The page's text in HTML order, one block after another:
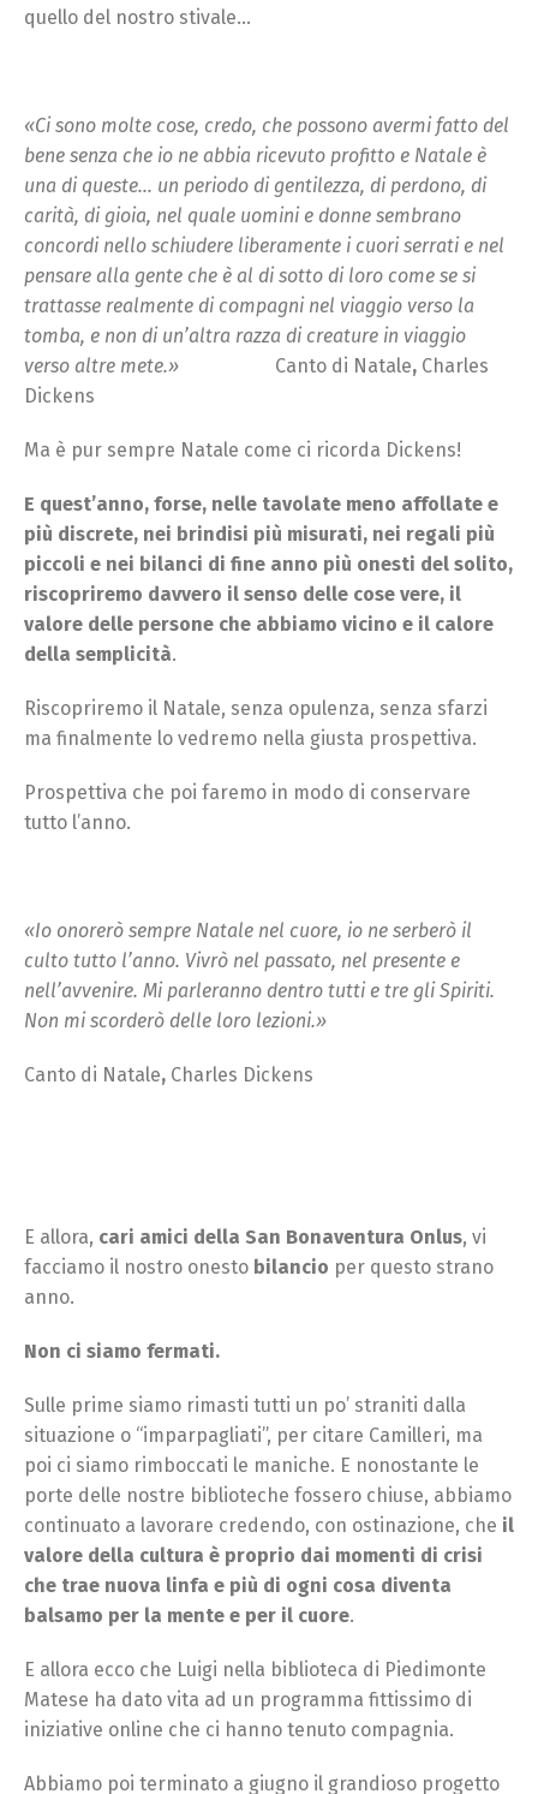
quello del nostro stivale…
«Ci sono molte cose, credo, che possono avermi fatto del
bene senza che io ne abbia ricevuto profitto e Natale è
una di queste… un periodo di gentilezza, di perdono, di
carità, di gioia, nel quale uomini e donne sembrano
concordi nello schiudere liberamente i cuori serrati e nel
pensare alla gente che è al di sotto di loro come se si
trattasse realmente di compagni nel viaggio verso la
tomba, e non di un’altra razza di creature in viaggio
verso altre mete.» Canto di Natale, Charles
Dickens
Ma è pur sempre Natale come ci ricorda Dickens!
E quest’anno, forse, nelle tavolate meno affollate e
più discrete, nei brindisi più misurati, nei regali più
piccoli e nei bilanci di fine anno più onesti del solito,
riscopriremo davvero il senso delle cose vere, il
valore delle persone che abbiamo vicino e il calore
della semplicità.
Riscopriremo il Natale, senza opulenza, senza sfarzi
ma finalmente lo vedremo nella giusta prospettiva.
Prospettiva che poi faremo in modo di conservare
tutto l’anno.
«Io onorerò sempre Natale nel cuore, io ne serberò il
culto tutto l’anno. Vivrò nel passato, nel presente e
nell’avvenire. Mi parleranno dentro tutti e tre gli Spiriti.
Non mi scorderò delle loro lezioni.»
Canto di Natale, Charles Dickens
E allora, cari amici della San Bonaventura Onlus, vi
facciamo il nostro onesto bilancio per questo strano
anno.
Non ci siamo fermati.
Sulle prime siamo rimasti tutti un po’ straniti dalla
situazione o “imparpagliati”, per citare Camilleri, ma
poi ci siamo rimboccati le maniche. E nonostante le
porte delle nostre biblioteche fossero chiuse, abbiamo
continuato a lavorare credendo, con ostinazione, che il
valore della cultura è proprio dai momenti di crisi
che trae nuova linfa e più di ogni cosa diventa
balsamo per la mente e per il cuore.
E allora ecco che Luigi nella biblioteca di Piedimonte
Matese ha dato vita ad un programma fittissimo di
iniziative online che ci hanno tenuto compagnia.
Abbiamo poi terminato a giugno il grandioso progetto